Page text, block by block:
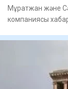
Мұратжан және
компаниясы